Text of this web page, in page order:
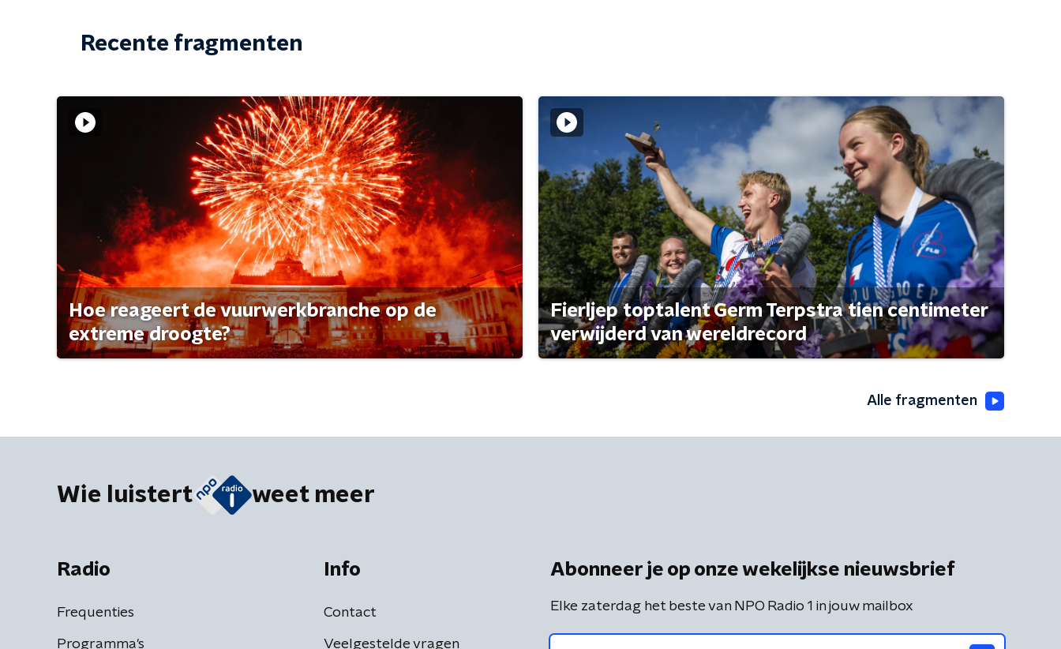
Recente fragmenten
Hoe reageert de vuurwerkbranche op de
extreme droogte?
Fierljep toptalent Germ Terpstra tien centimeter
verwijderd van wereldrecord
Alle fragmenten
Wie luistert weet meer
Radio
Frequenties
Programma's
Info
Contact
Veelgestelde vragen
Abonneer je op onze wekelijkse nieuwsbrief
Elke zaterdag het beste van NPO Radio 1 in jouw mailbox